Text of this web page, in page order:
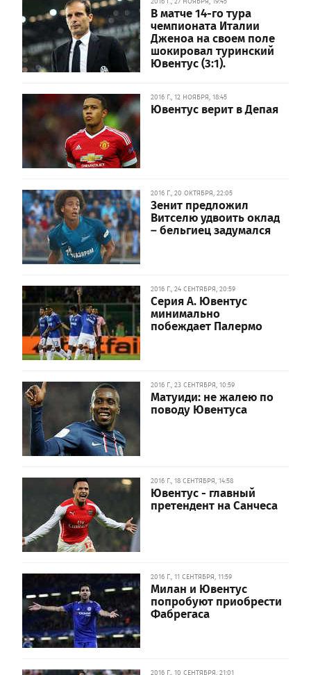
В матче 14-го тура
чемпионата Италии
Дженоа на своем поле
шокировал туринский
Ювентус (3:1).
2016 Г., 12 НОЯБРЯ, 18:45
Ювентус верит в Депая
2016 Г., 20 ОКТЯБРЯ, 22:05
Зенит предложил
Витселю удвоить оклад
– бельгиец задумался
2016 Г., 24 СЕНТЯБРЯ, 20:59
Серия А. Ювентус
минимально
побеждает Палермо
2016 Г., 23 СЕНТЯБРЯ, 10:59
Матуиди: не жалею по
поводу Ювентуса
2016 Г., 18 СЕНТЯБРЯ, 14:58
Ювентус - главный
претендент на Санчеса
2016 Г., 11 СЕНТЯБРЯ, 11:59
Милан и Ювентус
попробуют приобрести
Фабрегаса
2016 Г., 10 СЕНТЯБРЯ, 21:01